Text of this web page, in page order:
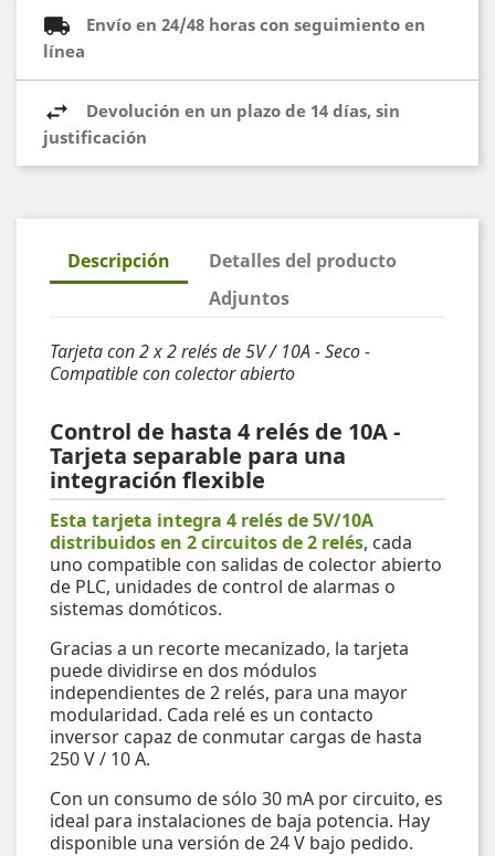
Envío en 24/48 horas con seguimiento en
línea
Devolución en un plazo de 14 días, sin
justificación
Descripción
Detalles del producto
Adjuntos
Tarjeta con 2 x 2 relés de 5V / 10A - Seco -
Compatible con colector abierto
Control de hasta 4 relés de 10A -
Tarjeta separable para una
integración flexible
Esta tarjeta integra 4 relés de 5V/10A
distribuidos en 2 circuitos de 2 relés, cada
uno compatible con salidas de colector abierto
de PLC, unidades de control de alarmas o
sistemas domóticos.
Gracias a un recorte mecanizado, la tarjeta
puede dividirse en dos módulos
independientes de 2 relés, para una mayor
modularidad. Cada relé es un contacto
inversor capaz de conmutar cargas de hasta
250 V / 10 A.
Con un consumo de sólo 30 mA por circuito, es
ideal para instalaciones de baja potencia. Hay
disponible una versión de 24 V bajo pedido.